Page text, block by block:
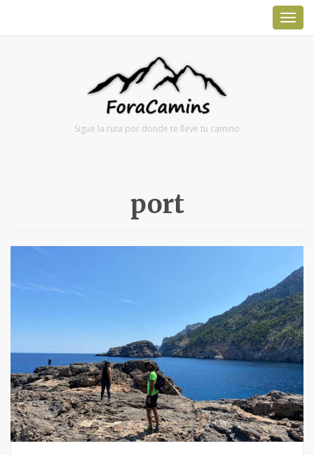
Sigue la ruta por donde te lleve tu camino
port